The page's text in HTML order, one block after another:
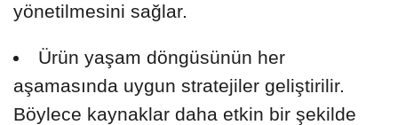
yönetilmesini sağlar.
Ürün yaşam döngüsünün her
aşamasında uygun stratejiler geliştirilir.
Böylece kaynaklar daha etkin bir şekilde